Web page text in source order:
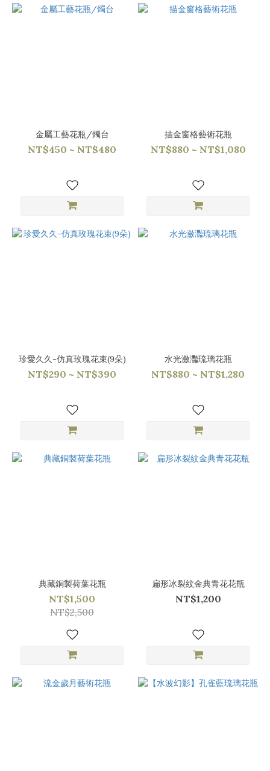
金屬工藝花瓶/燭台
NT$450 ~ NT$480
描金窗格藝術花瓶
NT$880 ~ NT$1,080
珍愛久久-仿真玫瑰花束(9朵)
NT$290 ~ NT$390
水光瀲灩琉璃花瓶
NT$880 ~ NT$1,280
典藏銅製荷葉花瓶
NT$1,500
NT$2,500
扁形冰裂紋金典青花花瓶
NT$1,200